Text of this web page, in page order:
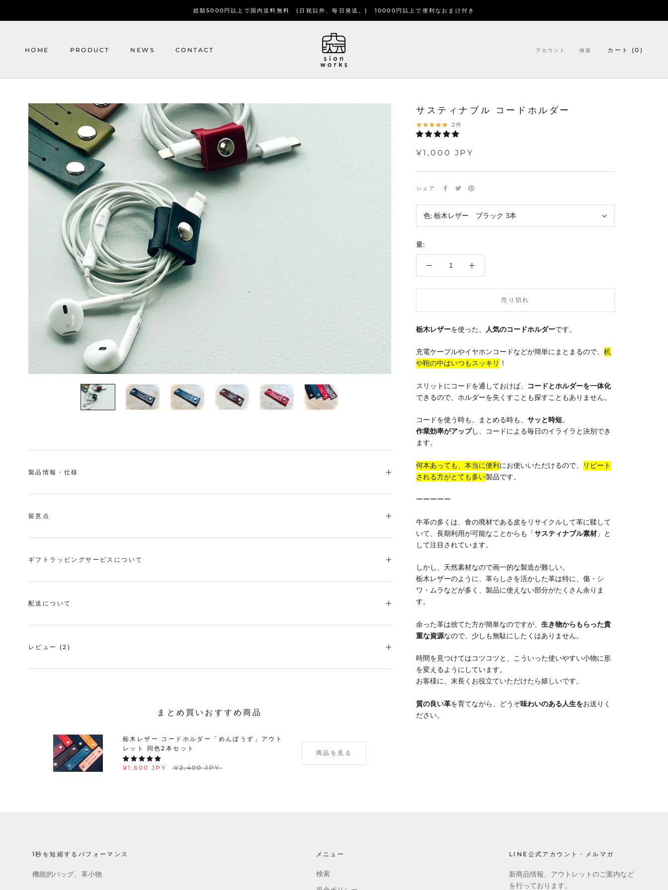
総額5000円以上で国内送料無料 (日祝以外、毎日発送。) 10000円以上で便利なおまけ付き
HOME PRODUCT NEWS CONTACT アカウント 検索 カート (0 )
サスティナブル コードホルダー
2件
¥1,000 JPY
シェア
色: 栃木レザー ブラック 3本
量:
売り切れ
栃木レザーを使った、 人気のコードホルダーです。
充電ケーブルやイヤホンコードなどが簡単にまとまるので、 机
や鞄の中はいつもスッキリ ！
スリットにコードを通しておけば、
コードとホルダーを一体化
できるので、ホルダーを失くすことも探すこともありません。
コードを使う時も、まとめる時も、 サッと時短。
作業効率がアップし、コードによる毎日のイライラと決別でき
ます。
何本あっても、本当に便利にお使いいただけるので、
リピート
される方がとても多い製品です。
ーーーーー
牛革の多くは、食の廃材である皮をリサイクルして革に鞣して
いて、長期利用が可能なことからも「サスティナブル素材」と
して注目されています。
しかし、天然素材なので画一的な製造が難しい。
栃木レザーのように、革らしさを活かした革は特に、傷・シ
ワ・ムラなどが多く、製品に使えない部分がたくさん余りま
す。
余った革は捨てた方が簡単なのですが、 生き物からもらった貴
重な資源なので、少しも無駄にしたくはありません。
時間を見つけてはコツコツと、こういった使いやすい小物に形
を変えるようにしています。
お客様に、末長くお役立ていただけたら嬉しいです。
質の良い革を育てながら、どうぞ味わいのある人生をお送りく
ださい。
製品情報・仕様
留意点
ギフトラッピングサービスについて
配送について
レビュー (2)
まとめ買いおすすめ商品
栃木レザー コードホルダー「めんぼうず」アウト
レット 同色2本セット
¥1,600 JPY ¥2,400 JPY
商品を見る
1秒を短縮するパフォーマンス
機能的バッグ、革小物
メニュー
検索
LINE公式アカウント・メルマガ
新商品情報、アウトレットのご案内など
を行っております。